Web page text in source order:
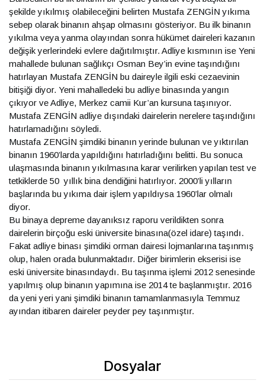
şekilde yıkılmış olabileceğini belirten Mustafa ZENGİN yıkıma
sebep olarak binanın ahşap olmasını gösteriyor. Bu ilk binanın
yıkılma veya yanma olayından sonra hükümet daireleri kazanın
değişik yerlerindeki evlere dağıtılmıştır. Adliye kısmının ise Yeni
mahallede bulunan sağlıkçı Osman Bey’in evine taşındığını
hatırlayan Mustafa ZENGİN bu daireyle ilgili eski cezaevinin
bitişiği diyor. Yeni mahalledeki bu adliye binasında yangın
çıkıyor ve Adliye, Merkez camii Kur’an kursuna taşınıyor.
Mustafa ZENGİN adliye dışındaki dairelerin nerelere taşındığını
hatırlamadığını söyledi.
Mustafa ZENGİN şimdiki binanın yerinde bulunan ve yıktırılan
binanın 1960’larda yapıldığını hatırladığını belitti. Bu sonuca
ulaşmasında binanın yıkılmasına karar verilirken yapılan test ve
tetkiklerde 50 yıllık bina dendiğini hatırlıyor. 2000’li yılların
başlarında bu yıkıma dair işlem yapıldıysa 1960’lar olmalı
diyor.
Bu binaya depreme dayanıksız raporu verildikten sonra
dairelerin birçoğu eski üniversite binasına(özel idare) taşındı.
Fakat adliye binası şimdiki orman dairesi lojmanlarına taşınmış
olup, halen orada bulunmaktadır. Diğer birimlerin ekserisi ise
eski üniversite binasındaydı. Bu taşınma işlemi 2012 senesinde
yapılmış olup binanın yapımına ise 2014 te başlanmıştır. 2016
da yeni yeri yani şimdiki binanın tamamlanmasıyla Temmuz
ayından itibaren daireler peyder pey taşınmıştır.
Dosyalar